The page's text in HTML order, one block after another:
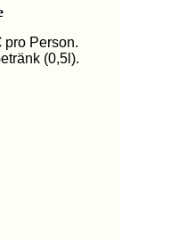
pro Person.
(0,5l).